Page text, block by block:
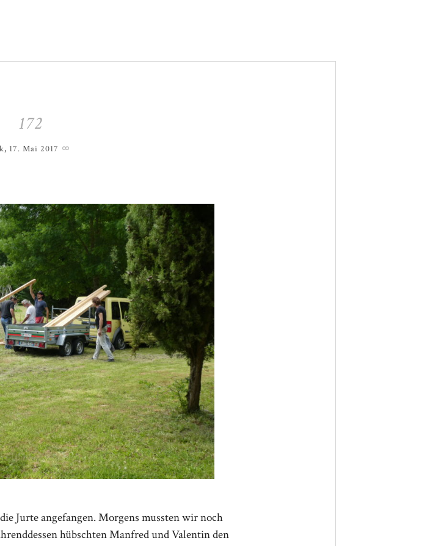
172
k, 17. Mai 2017
Jurte angefangen. Morgens mussten wir noch
hübschten Manfred und Valentin den